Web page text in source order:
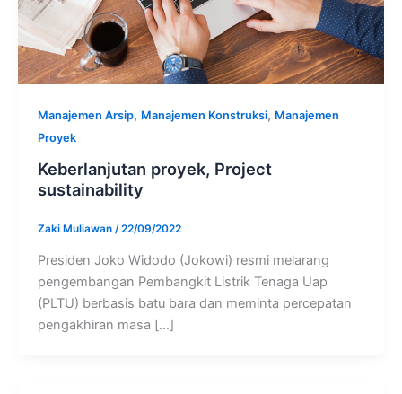
Manajemen Arsip, Manajemen Konstruksi, Manajemen
Proyek
Keberlanjutan proyek, Project
sustainability
Zaki Muliawan /22/09/2022
Presiden Joko Widodo (Jokowi) resmi melarang
pengembangan Pembangkit Listrik Tenaga Uap
(PLTU) berbasis batu bara dan meminta percepatan
pengakhiran masa […]